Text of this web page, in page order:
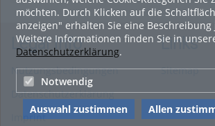
möchten. Durch Klicken auf die
anzeigen" erhalten Sie eine Beschreibung
Weitere Informationen finden Sie in
Datenschutzerklärung.
Notwendig
Auswahl zustimmen Allen
Legal Info
Nutzungsbedingungen
Datenschutzerklärung
Imprint
Links
Sitemap